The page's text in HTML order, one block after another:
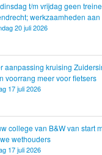
t/m vrijdag geen
werkzaamheden
20 juli 2026
aanpassing kruising
voorrang meer voor fietsers
17 juli 2026
college van B&W van start
wethouders
17 juli 2026